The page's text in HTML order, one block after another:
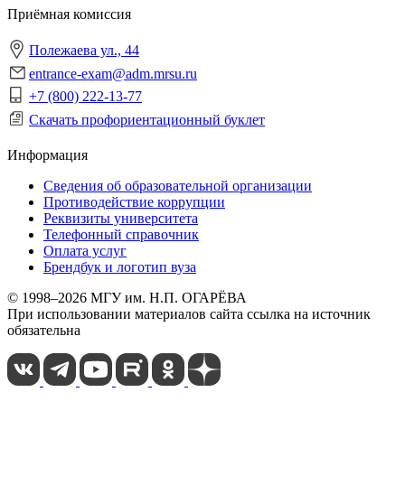
Приёмная комиссия
Полежаева ул., 44
entrance-exam@adm.mrsu.ru
+7 (800) 222-13-77
Скачать профориентационный буклет
Информация
Сведения об образовательной организации
Противодействие коррупции
Реквизиты университета
Телефонный справочник
Оплата услуг
Брендбук и логотип вуза
© 1998–2026 МГУ им. Н.П. ОГАРЁВА
При использовании материалов сайта ссылка на источник
обязательна